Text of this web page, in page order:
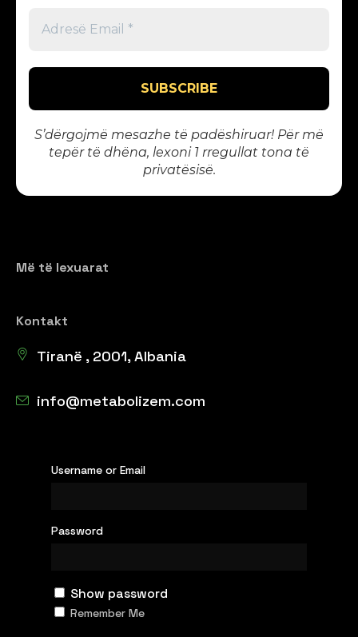
S’dërgojmë mesazhe të padëshiruar! Për më
tepër të dhëna, lexoni 1 rregullat tona të
privatësisë.
Më të lexuarat
Kontakt
Tiranë , 2001, Albania
info@metabolizem.com
Username or Email
Password
Show password
Remember Me